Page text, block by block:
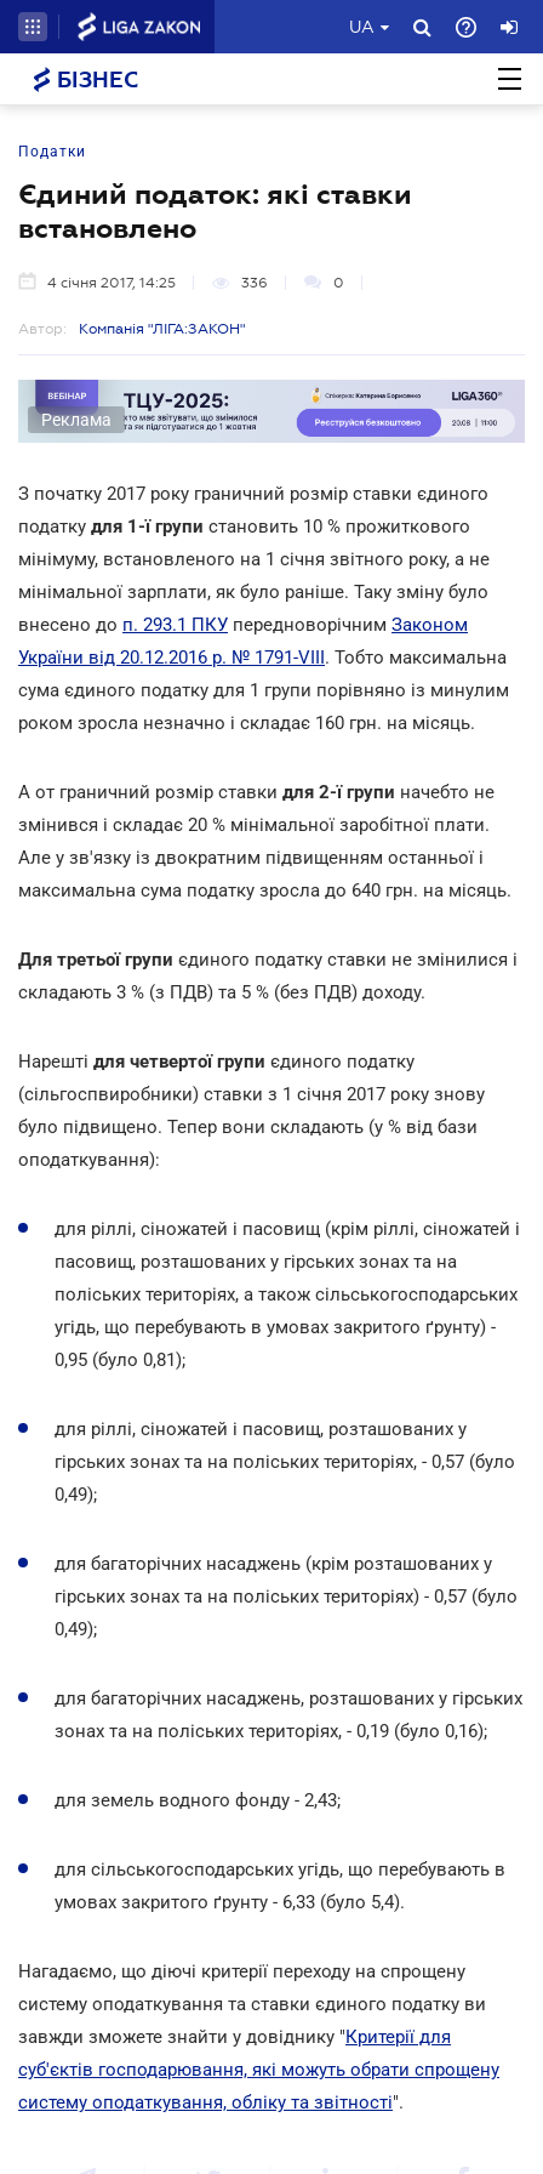
UA
БІЗНЕС
Податки
Єдиний податок: які ставки
встановлено
4 січня 2017, 14:25 336 0
Автор: Компанія "ЛІГА:ЗАКОН"
Реклама
З початку 2017 року граничний розмір ставки єдиного
податку для 1-ї групи становить 10 % прожиткового
мінімуму, встановленого на 1 січня звітного року, а не
мінімальної зарплати, як було раніше. Таку зміну було
внесено до п. 293.1 ПКУ передноворічним Законом
України від 20.12.2016 р. № 1791-VIII. Тобто максимальна
сума єдиного податку для 1 групи порівняно із минулим
роком зросла незначно і складає 160 грн. на місяць.
А от граничний розмір ставки для 2-ї групи начебто не
змінився і складає 20 % мінімальної заробітної плати.
Але у зв'язку із двократним підвищенням останньої і
максимальна сума податку зросла до 640 грн. на місяць.
Для третьої групи єдиного податку ставки не змінилися і
складають 3 % (з ПДВ) та 5 % (без ПДВ) доходу.
Нарешті для четвертої групи єдиного податку
(сільгоспвиробники) ставки з 1 січня 2017 року знову
було підвищено. Тепер вони складають (у % від бази
оподаткування):
для ріллі, сіножатей і пасовищ (крім ріллі, сіножатей і
пасовищ, розташованих у гірських зонах та на
поліських територіях, а також сільськогосподарських
угідь, що перебувають в умовах закритого ґрунту) -
0,95 (було 0,81);
для ріллі, сіножатей і пасовищ, розташованих у
гірських зонах та на поліських територіях, - 0,57 (було
0,49);
для багаторічних насаджень (крім розташованих у
гірських зонах та на поліських територіях) - 0,57 (було
0,49);
для багаторічних насаджень, розташованих у гірських
зонах та на поліських територіях, - 0,19 (було 0,16);
для земель водного фонду - 2,43;
для сільськогосподарських угідь, що перебувають в
умовах закритого ґрунту - 6,33 (було 5,4).
Нагадаємо, що діючі критерії переходу на спрощену
систему оподаткування та ставки єдиного податку ви
завжди зможете знайти у довіднику "Критерії для
суб'єктів господарювання, які можуть обрати спрощену
систему оподаткування, обліку та звітності".